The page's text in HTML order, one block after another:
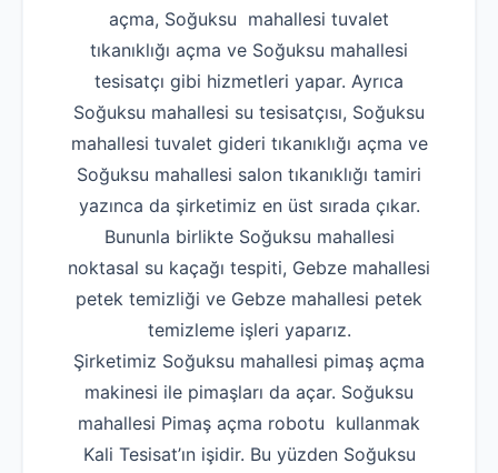
açma, Soğuksu mahallesi tuvalet
tıkanıklığı açma ve Soğuksu mahallesi
tesisatçı gibi hizmetleri yapar. Ayrıca
Soğuksu mahallesi su tesisatçısı, Soğuksu
mahallesi tuvalet gideri tıkanıklığı açma ve
Soğuksu mahallesi salon tıkanıklığı tamiri
yazınca da şirketimiz en üst sırada çıkar.
Bununla birlikte Soğuksu mahallesi
noktasal su kaçağı tespiti, Gebze mahallesi
petek temizliği ve Gebze mahallesi petek
temizleme işleri yaparız.
Şirketimiz Soğuksu mahallesi pimaş açma
makinesi ile pimaşları da açar. Soğuksu
mahallesi Pimaş açma robotu kullanmak
Kali Tesisat’ın işidir. Bu yüzden Soğuksu